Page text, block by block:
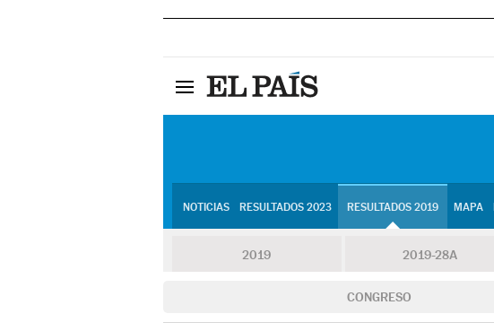
NOTICIAS RESULTADOS 2023 RESULTADOS 2019 MAPA
2019 2019-28A
CONGRESO